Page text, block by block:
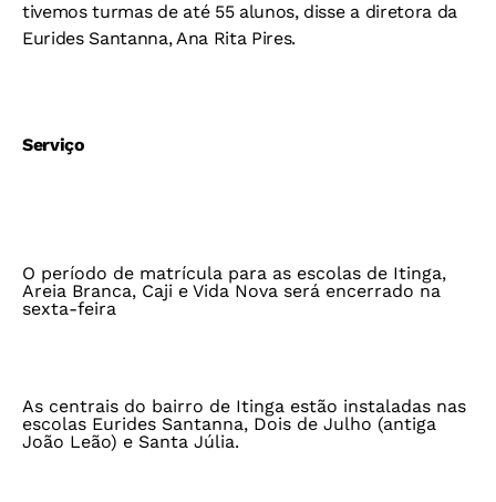
tivemos turmas de até 55 alunos, disse a diretora da
Eurides Santanna, Ana Rita Pires.
Serviço
O período de matrícula para as escolas de Itinga,
Areia Branca, Caji e Vida Nova será encerrado na
sexta-feira
As centrais do bairro de Itinga estão instaladas nas
escolas Eurides Santanna, Dois de Julho (antiga
João Leão) e Santa Júlia.